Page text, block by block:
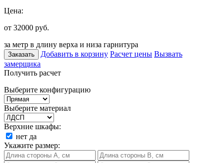
Цена:
от 32000 руб.
за метр в длину верха и низа гарнитура
Заказать Добавить в корзину Расчет цены Вызвать
замерщика
Получить расчет
Выберите конфигурацию
Выберите материал
Верхние шкафы:
нет да
Укажите размер: